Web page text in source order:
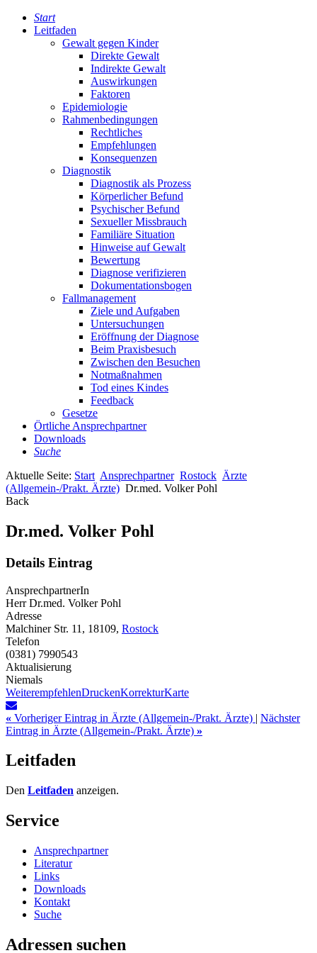
Start
Leitfaden
Gewalt gegen Kinder
Direkte Gewalt
Indirekte Gewalt
Auswirkungen
Faktoren
Epidemiologie
Rahmenbedingungen
Rechtliches
Empfehlungen
Konsequenzen
Diagnostik
Diagnostik als Prozess
Körperlicher Befund
Psychischer Befund
Sexueller Missbrauch
Familiäre Situation
Hinweise auf Gewalt
Bewertung
Diagnose verifizieren
Dokumentationsbogen
Fallmanagement
Ziele und Aufgaben
Untersuchungen
Eröffnung der Diagnose
Beim Praxisbesuch
Zwischen den Besuchen
Notmaßnahmen
Tod eines Kindes
Feedback
Gesetze
Örtliche Ansprechpartner
Downloads
Suche
Aktuelle Seite: Start Ansprechpartner Rostock Ärzte
(Allgemein-/Prakt. Ärzte) Dr.med. Volker Pohl
Back
Dr.med. Volker Pohl
Details Eintrag
AnsprechpartnerIn
Herr Dr.med. Volker Pohl
Adresse
Malchiner Str. 11, 18109, Rostock
Telefon
(0381) 7990543
Aktualisierung
Niemals
WeiterempfehlenDruckenKorrekturKarte
« Vorheriger Eintrag in Ärzte (Allgemein-/Prakt. Ärzte) | Nächster
Eintrag in Ärzte (Allgemein-/Prakt. Ärzte) »
Leitfaden
Den Leitfaden anzeigen.
Service
Ansprechpartner
Literatur
Links
Downloads
Kontakt
Suche
Adressen suchen